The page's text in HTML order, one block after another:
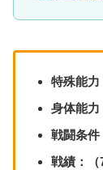
特殊能力
身体能力
戦闘条件
戦績：（